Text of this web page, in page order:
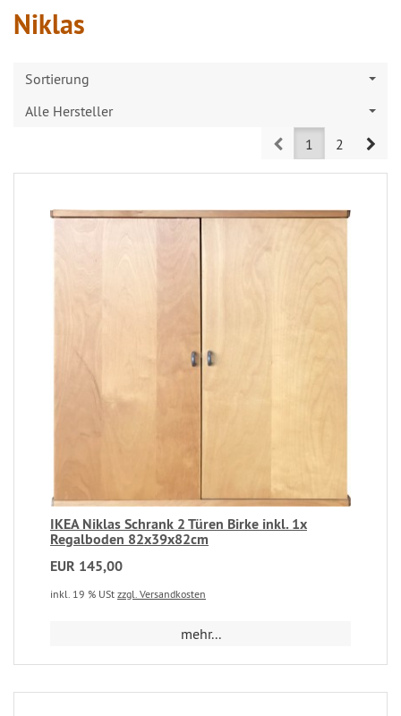
Niklas
Sortierung
Alle Hersteller
Prev1 2
IKEA Niklas Schrank 2 Türen Birke inkl. 1x
Regalboden 82x39x82cm
EUR 145,00
inkl. 19 % USt zzgl. Versandkosten
mehr...